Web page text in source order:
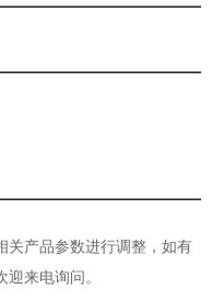
关产品参数进行调整，如有
来电询问。